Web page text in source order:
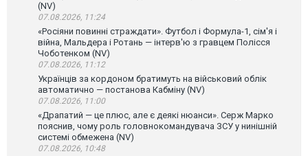
(NV)
07.08.2026, 11:24
«Росіяни повинні страждати». Футбол і Формула-1, сім'я і
війна, Мальдера і Ротань — інтерв'ю з гравцем Полісся
Чоботенком (NV)
07.08.2026, 11:12
Українців за кордоном братимуть на військовий облік
автоматично — постанова Кабміну (NV)
07.08.2026, 11:00
«Драпатий — це плюс, але є деякі нюанси». Серж Марко
пояснив, чому роль головнокомандувача ЗСУ у нинішній
системі обмежена (NV)
07.08.2026, 10:48